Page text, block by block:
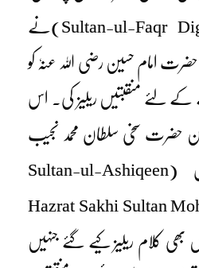
(Sultan-ul-Faqr Digital Productions)نے
حضرت امام حسین رضی اللہ عنہٗ کو
لئے منقبتیں ریلیز کی۔ اس
حضرت سخی سلطان محمد نجیب
(Sultan-ul-Ashiqeen
Hazrat Sakhi Sultan
بھی کلام ریلیز کیے گئے جنہیں